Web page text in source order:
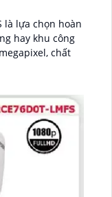
là lựa chọn hoàn
hay khu công